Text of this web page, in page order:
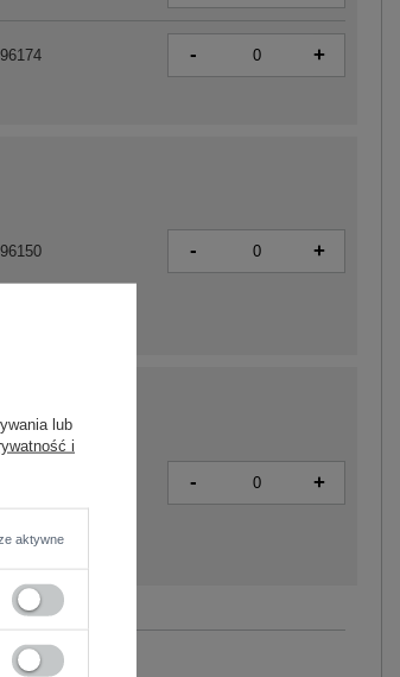
- +
- +
- +
lub
i
aktywne